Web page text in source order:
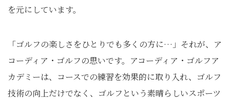
を元にしています。
「ゴルフの楽しさをひとりでも多くの方に…」それが、ア
コーディア・ゴルフの思いです。アコーディア・ゴルフア
カデミーは、コースでの練習を効果的に取り入れ、ゴルフ
技術の向上だけでなく、ゴルフという素晴らしいスポーツ